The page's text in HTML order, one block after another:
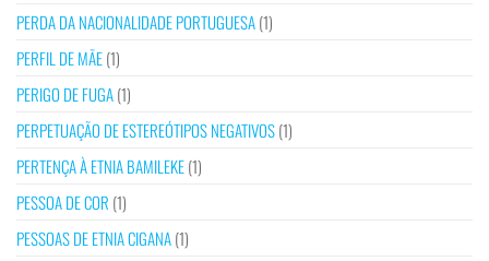
PERDA DA NACIONALIDADE PORTUGUESA(1)
PERFIL DE MÃE(1)
PERIGO DE FUGA(1)
PERPETUAÇÃO DE ESTEREÓTIPOS NEGATIVOS(1)
PERTENÇA À ETNIA BAMILEKE(1)
PESSOA DE COR (1)
PESSOAS DE ETNIA CIGANA(1)